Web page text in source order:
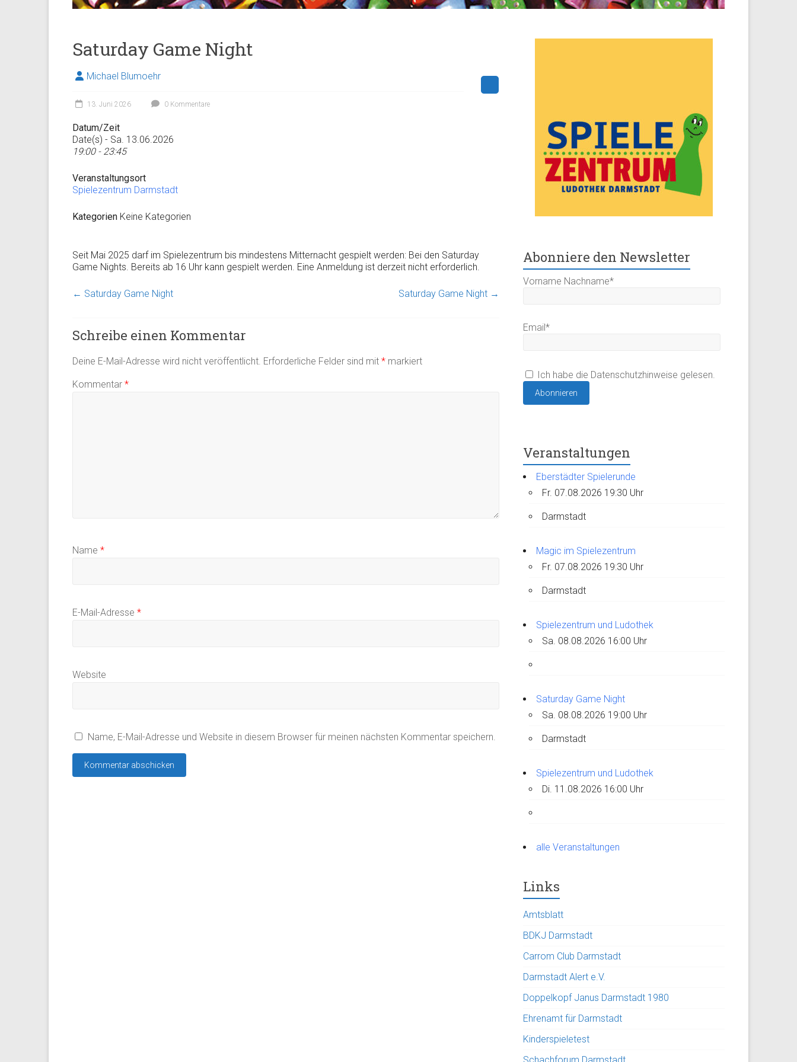
Saturday Game Night
Michael Blumoehr
13. Juni 2026 0 Kommentare
Datum/Zeit
Date(s) - Sa. 13.06.2026
19:00 - 23:45
Veranstaltungsort
Spielezentrum Darmstadt
Kategorien Keine Kategorien
Seit Mai 2025 darf im Spielezentrum bis mindestens Mitternacht gespielt werden: Bei den Saturday
Game Nights. Bereits ab 16 Uhr kann gespielt werden. Eine Anmeldung ist derzeit nicht erforderlich.
← Saturday Game Night Saturday Game Night →
Schreibe einen Kommentar
Deine E-Mail-Adresse wird nicht veröffentlicht. Erforderliche Felder sind mit * markiert
Kommentar *
Name *
E-Mail-Adresse *
Website
Name, E-Mail-Adresse und Website in diesem Browser für meinen nächsten Kommentar speichern.
Abonniere den Newsletter
Vorname Nachname*
Email*
Ich habe die Datenschutzhinweise gelesen.
Veranstaltungen
Eberstädter Spielerunde
Fr. 07.08.2026 19:30 Uhr
Darmstadt
Magic im Spielezentrum
Fr. 07.08.2026 19:30 Uhr
Darmstadt
Spielezentrum und Ludothek
Sa. 08.08.2026 16:00 Uhr
Saturday Game Night
Sa. 08.08.2026 19:00 Uhr
Darmstadt
Spielezentrum und Ludothek
Di. 11.08.2026 16:00 Uhr
alle Veranstaltungen
Links
Amtsblatt
BDKJ Darmstadt
Carrom Club Darmstadt
Darmstadt Alert e.V.
Doppelkopf Janus Darmstadt 1980
Ehrenamt für Darmstadt
Kinderspieletest